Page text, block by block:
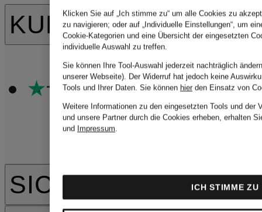
SICHERHEIT
Klicken Sie auf „Ich stimme zu“ um alle Cookies zu
zu navigieren; oder auf „Individuelle Einstellungen“, um
Cookie-Kategorien und eine Übersicht der eingesetzten
individuelle Auswahl zu treffen.
Sie können Ihre Tool-Auswahl jederzeit nachträglich
unserer Webseite). Der Widerruf hat jedoch keine
Tools und Ihrer Daten. Sie können hier den Einsatz von
Weitere Informationen zu den eingesetzten Tools und der
und unsere Partner durch die Cookies erheben, erhalten
und Impressum.
ICH STIMME ZU